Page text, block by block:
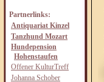
Partnerlinks:
Antiquariat Kinzel
Tanzhund Mozart
Hundepension
Hohenstaufen
Offener KulturTreff
Johanna Schober